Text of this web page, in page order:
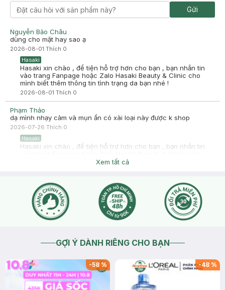
Gửi
Nguyễn Bảo Châu
dùng cho mặt hay sao ạ
2026-08-01 Thích 0
Hasaki
Hasaki xin chào , để tiện hỗ trợ hơn cho bạn , bạn nhắn tin
vào trang Fanpage hoặc Zalo Hasaki Beauty & Clinic cho
mình biết thêm thông tin tình trạng da bạn nhé !
2026-08-01 Thích 0
Phạm Thảo
dạ mình nhạy cảm và mụn ẩn có xài loại này được k shop
2026-07-26 Thích 0
Hasaki
Hasaki xin chào , để tiện hỗ trợ hơn cho bạn , bạn nhắn tin
mình biết thêm thông tin tình trạng da bạn nhé !
Xem tất cả
GỢI Ý DÀNH RIÊNG CHO BẠN
-58% -48 %